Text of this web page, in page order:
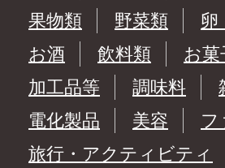
果物類
野菜類
卵
お酒
飲料類 お菓
加工品等
調味料
電化製品
美容
フ
旅行・アクティビティ